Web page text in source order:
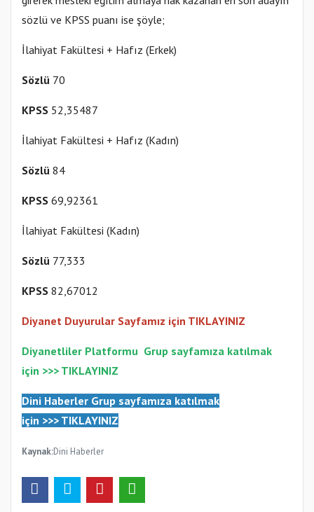
sözlü ve KPSS puanı ise şöyle;
İlahiyat Fakültesi + Hafız (Erkek)
Sözlü 70
KPSS 52,35487
İlahiyat Fakültesi + Hafız (Kadın)
Sözlü 84
KPSS 69,92361
İlahiyat Fakültesi (Kadın)
Sözlü 77,333
KPSS 82,67012
Diyanet Duyurular Sayfamız için TIKLAYINIZ
Diyanetliler Platformu Grup sayfamıza katılmak
için >>> TIKLAYINIZ
Dini Haberler Grup sayfamıza katılmak
için >>> TIKLAYINIZ
Kaynak:Dini Haberler